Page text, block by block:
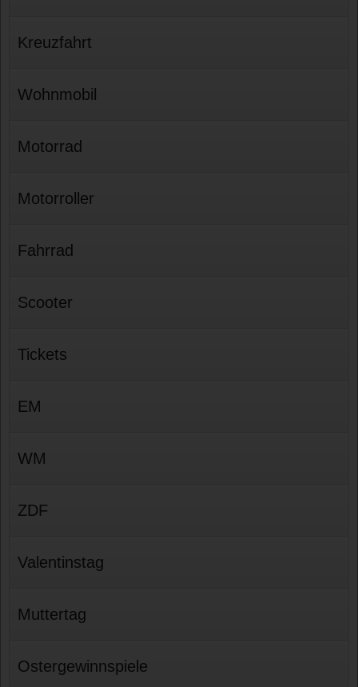
Kreuzfahrt
Wohnmobil
Motorrad
Motorroller
Fahrrad
Scooter
Tickets
EM
WM
ZDF
Valentinstag
Muttertag
Ostergewinnspiele